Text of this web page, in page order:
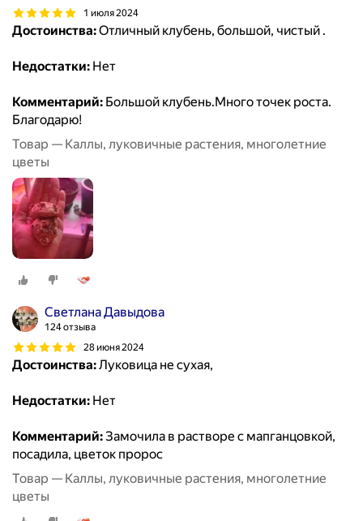
1 июля 2024
Достоинства:Отличный клубень, большой, чистый .
Недостатки: Нет
Комментарий: Большой клубень.Много точек роста.
Благодарю!
Товар — Каллы, луковичные растения, многолетние
цветы
Светлана Давыдова
124 отзыва
28 июня 2024
Достоинства:Луковица не сухая,
Недостатки: Нет
Комментарий:Замочила в растворе с мапганцовкой,
посадила, цветок пророс
Товар — Каллы, луковичные растения, многолетние
цветы